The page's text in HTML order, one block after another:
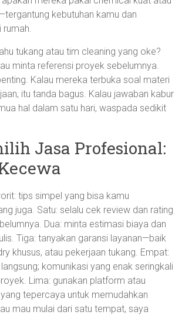
kebutuhan kamu dan
rumah.
tukang atau tim cleaning yang oke?
minta referensi proyek sebelumnya.
Kalau mereka terbuka soal materi
itu tanda bagus. Kalau jawaban kabur
hal dalam satu hari, waspada sedikit
Jasa Profesional:
tips simpel yang bisa kamu
juga. Satu: selalu cek review dan rating
Dua: minta estimasi biaya dan
Tiga: tanyakan garansi layanan—baik
khusus, atau pekerjaan tukang. Empat:
komunikasi yang enak seringkali
Lima: gunakan platform atau
tepercaya untuk memudahkan
mau mulai dari satu tempat, saya